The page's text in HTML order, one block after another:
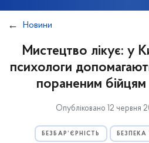
Новини
Мистецтво лікує: у
психологи
пораненим бійцям
Опубліковано 12 червня
БЕЗБАР’ЄРНІСТЬ